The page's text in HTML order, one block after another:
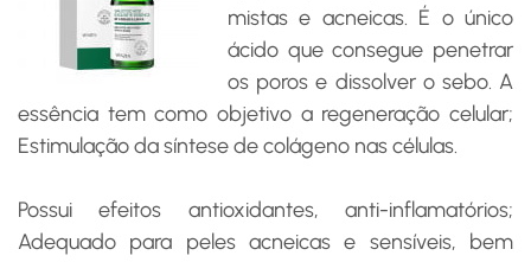
mistas e acneicas. É o único
ácido que consegue penetrar
os poros e dissolver o sebo. A
essência tem como objetivo a regeneração celular;
Estimulação da síntese de colágeno nas células.
Possui efeitos antioxidantes, anti-inflamatórios;
Adequado para peles acneicas e sensíveis, bem